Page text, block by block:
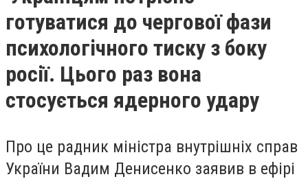
готуватися до чергової фази
психологічного тиску з боку
росії. Цього раз вона
стосується ядерного удару
Про це радник міністра внутрішніх справ
України Вадим Денисенко заявив в ефірі